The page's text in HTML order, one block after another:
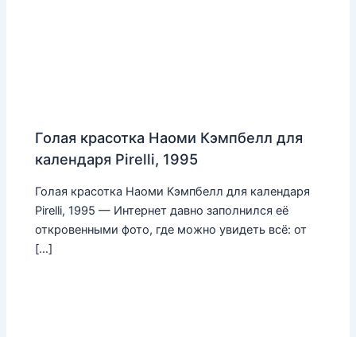
Голая красотка Наоми Кэмпбелл для
календаря Pirelli, 1995
Голая красотка Наоми Кэмпбелл для календаря
Pirelli, 1995 — Интернет давно заполнился её
откровенными фото, где можно увидеть всё: от
[…]